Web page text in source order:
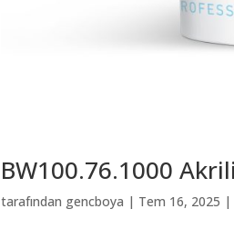
BW100.76.1000
tarafından gencboya | Tem 16, 2025 |